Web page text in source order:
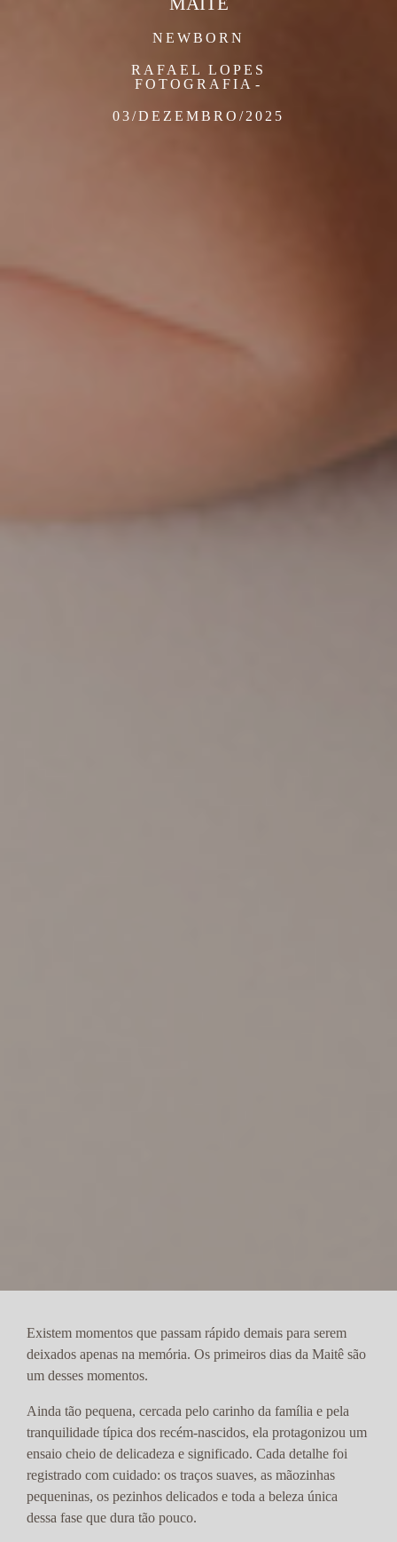
NEWBORN
RAFAEL LOPES
FOTOGRAFIA
03/DEZEMBRO/2025
Existem momentos que passam rápido demais para serem
deixados apenas na memória. Os primeiros dias da Maitê são
um desses momentos.
Ainda tão pequena, cercada pelo carinho da família e pela
tranquilidade típica dos recém-nascidos, ela protagonizou um
ensaio cheio de delicadeza e significado. Cada detalhe foi
registrado com cuidado: os traços suaves, as mãozinhas
pequeninas, os pezinhos delicados e toda a beleza única
dessa fase que dura tão pouco.